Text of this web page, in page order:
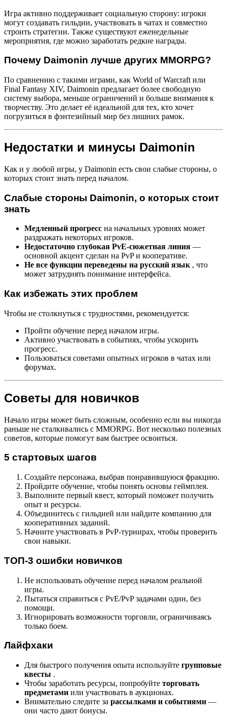
Игра активно поддерживает социальную сторону: игроки
могут создавать гильдии, участвовать в чатах и совместно
строить стратегии. Также существуют еженедельные
мероприятия, где можно заработать редкие награды.
Почему Daimonin лучше других MMORPG?
По сравнению с такими играми, как World of Warcraft или
Final Fantasy XIV, Daimonin предлагает более свободную
систему выбора, меньше ограничений и больше внимания к
творчеству. Это делает её идеальной для тех, кто хочет
погрузиться в фэнтезийный мир без лишних рамок.
Недостатки и минусы Daimonin
Как и у любой игры, у Daimonin есть свои слабые стороны, о
которых стоит знать перед началом.
Слабые стороны Daimonin, о которых стоит
знать
Медленный прогресс на начальных уровнях может
раздражать некоторых игроков.
Недостаточно глубокая PvE-сюжетная линия —
основной акцент сделан на PvP и кооперативе.
Не все функции переведены на русский язык , что
может затруднять понимание интерфейса.
Как избежать этих проблем
Чтобы не столкнуться с трудностями, рекомендуется:
Пройти обучение перед началом игры.
Активно участвовать в событиях, чтобы ускорить
прогресс.
Пользоваться советами опытных игроков в чатах или
форумах.
Советы для новичков
Начало игры может быть сложным, особенно если вы никогда
раньше не сталкивались с MMORPG. Вот несколько полезных
советов, которые помогут вам быстрее освоиться.
5 стартовых шагов
Создайте персонажа, выбрав понравившуюся фракцию.
Пройдите обучение, чтобы понять основы геймплея.
Выполните первый квест, который поможет получить
опыт и ресурсы.
Объединитесь с гильдией или найдите компанию для
кооперативных заданий.
Начните участвовать в PvP-турнирах, чтобы проверить
свои навыки.
ТОП-3 ошибки новичков
Не использовать обучение перед началом реальной
игры.
Пытаться справиться с PvE/PvP задачами один, без
помощи.
Игнорировать возможности торговли, ограничиваясь
только боем.
Лайфхаки
Для быстрого получения опыта используйте групповые
квесты .
Чтобы заработать ресурсы, попробуйте торговать
предметами или участвовать в аукционах.
Внимательно следите за рассылками и событиями —
они часто дают бонусы.